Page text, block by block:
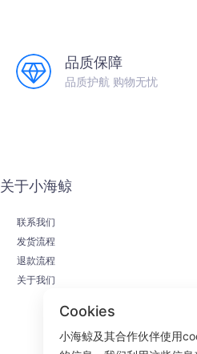
品质保障
品质护航 购物无忧
关于小海鲸
联系我们
发货流程
退款流程
关于我们
Cookies
小海鲸及其合作伙伴使用